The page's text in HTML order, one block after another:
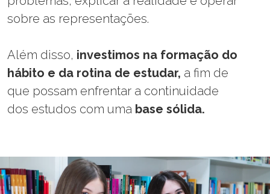
sobre as representações.
Além disso, investimos na formação do
hábito e da rotina de estudar, a fim de
que possam enfrentar a continuidade
dos estudos com uma base sólida.